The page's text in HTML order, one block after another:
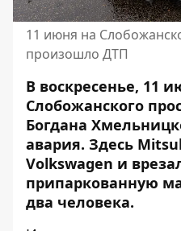
11 июня на
произошло ДТП
В воскресенье, 11
Слобожанского
Богдана
авария. Здесь
Volkswagen и
припаркованную
два человека.